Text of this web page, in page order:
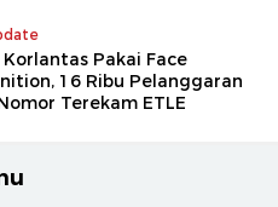
Pakai Face
16 Ribu Pelanggaran
Terekam ETLE